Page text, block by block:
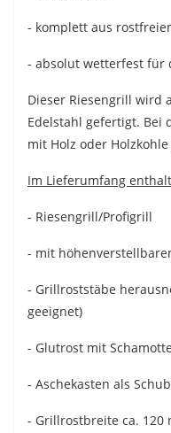
- komplett aus
- absolut wetterfest für
Dieser Riesengrill wird
Edelstahl gefertigt. Bei
mit Holz oder
Im Lieferumfang
- Riesengrill/Profigrill
- mit
- Grillroststäbe
geeignet)
- Glutrost mit
- Aschekasten als
- Grillrostbreite ca. 120